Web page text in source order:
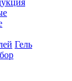
Гель